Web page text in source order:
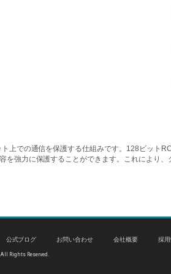
での通信を保護する仕組みです。128ビット
強力に保護することができます。これにより
公式ブログ お問い合わせ 会社概要 採
Rights Reserved.